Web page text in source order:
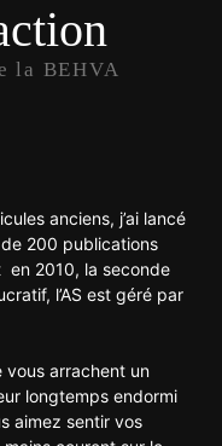
la BEHVA
anciens, j’ai lancé
200 publications
en 2010, la seconde
l’AS est géré par
vous arrachent un
longtemps endormi
aimez sentir vos